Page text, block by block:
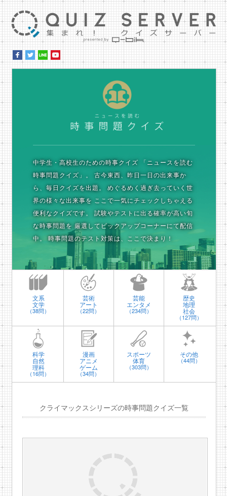
中学生・高校生のための時事クイズ 「ニュースを読む
時事問題クイズ」。
古今東西、昨日一日の出来事か
ら、毎日クイズを出題。
めぐるめく過ぎ去っていく世
界の様々な出来事を ここで一気にチェックしちゃえる
便利なクイズです。
試験やテストに出る確率が高い旬
な時事問題を 厳選してピックアップコーナーにて配信
中。
時事問題のテスト対策は、ここで決まり！
文系
文学
（38問）
芸術
アート
（22問）
芸能
エンタメ
（234問）
歴史
地理
社会
（127問）
科学
自然
理科
（16問）
漫画
アニメ
ゲーム
（34問）
スポーツ
体育
（303問）
その他
（44問）
クライマックスシリーズの時事問題クイズ一覧